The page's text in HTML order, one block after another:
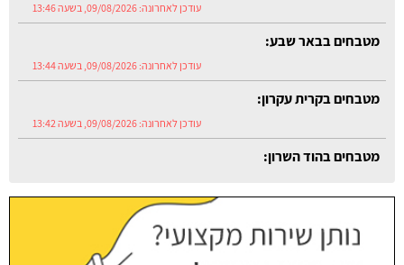
עודכן לאחרונה: 09/08/2026, בשעה 13:46
מטבחים בבאר שבע:
עודכן לאחרונה: 09/08/2026, בשעה 13:44
מטבחים בקרית עקרון:
עודכן לאחרונה: 09/08/2026, בשעה 13:42
מטבחים בהוד השרון: